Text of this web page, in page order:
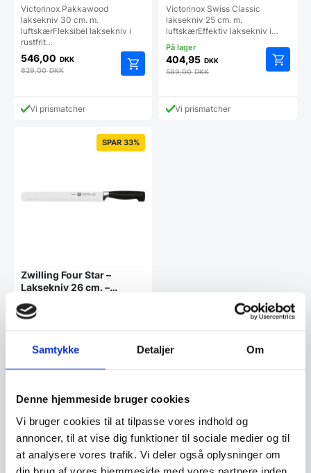
Samtykke Detaljer Om
Denne hjemmeside bruger cookies
Vi bruger cookies til at tilpasse vores indhold og
annoncer, til at vise dig funktioner til sociale medier og til
at analysere vores trafik. Vi deler også oplysninger om
luftskær med træ skæfte
Victorinox Pakkawood
laksekniv 30 cm. m.
luftskærFleksibel laksekniv i
rustfrit…
546,00 DKK
829,00DKK
Vi prismatcher
luftskær
Victorinox Swiss Classic
laksekniv 25 cm. m.
luftskærEffektiv laksekniv i…
404,95 DKK
589,00DKK
Vi prismatcher
SPAR 33%
Zwilling Four Star –
Laksekniv 26 cm. –
Zwilling Four Star - Laksekniv
26 cm. - luftskærPræcis og
607,00DKK
Vi prismatcher
Kundetilfredshed